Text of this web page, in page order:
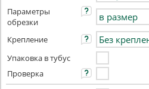
Параметры
обрезки
Крепление
Упаковка в тубус
Проверка